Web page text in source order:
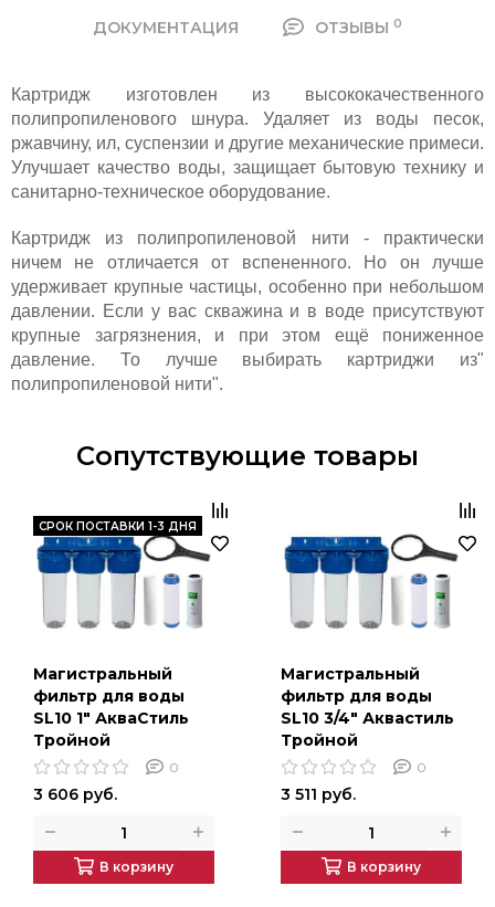
ДОКУМЕНТАЦИЯ
ОТЗЫВЫ 0
Картридж изготовлен из высококачественного
полипропиленового шнура. Удаляет из воды песок,
ржавчину, ил, суспензии и другие механические примеси.
Улучшает качество воды, защищает бытовую технику и
санитарно-техническое оборудование.
Картридж из полипропиленовой нити - практически
ничем не отличается от вспененного. Но он лучше
удерживает крупные частицы, особенно при небольшом
давлении. Если у вас скважина и в воде присутствуют
крупные загрязнения, и при этом ещё пониженное
давление. То лучше выбирать картриджи из"
полипропиленовой нити".
Сопутствующие товары
CРОК ПОСТАВКИ 1-3 ДНЯ
Магистральный
фильтр для воды
SL10 1" АкваСтиль
Тройной
0
3 606 руб.
В корзину
Магистральный
фильтр для воды
SL10 3/4" Аквастиль
Тройной
0
3 511 руб.
В корзину